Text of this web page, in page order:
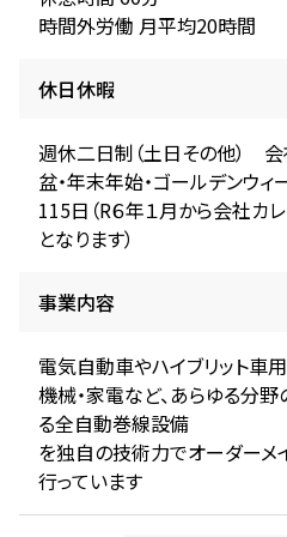
時間外労働 月平均20時間
休日休暇
週休二日制（土日その他）
盆・年末年始・ゴールデンウ
115日（R６年１月から会社カ
となります）
事業内容
電気自動車やハイブリット車
機械・家電など、あらゆる分
る全自動巻線設備
を独自の技術力でオーダーメ
行っています